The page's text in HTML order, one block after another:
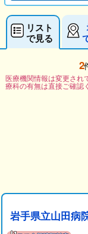
リスト
で見る
2
医療機関情報は変更され
療科の有無は直接ご確認
岩手県立山田病